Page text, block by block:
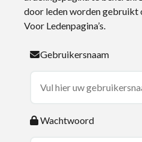
door leden worden gebruikt
Voor Ledenpagina’s.
Gebruikersnaam
Wachtwoord